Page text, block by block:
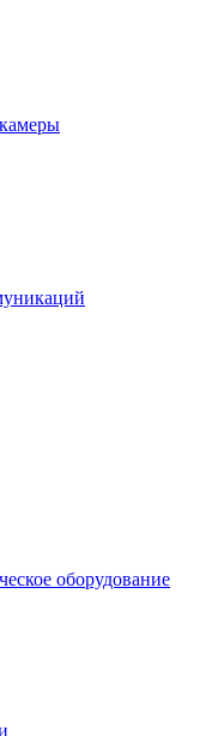
оборудование